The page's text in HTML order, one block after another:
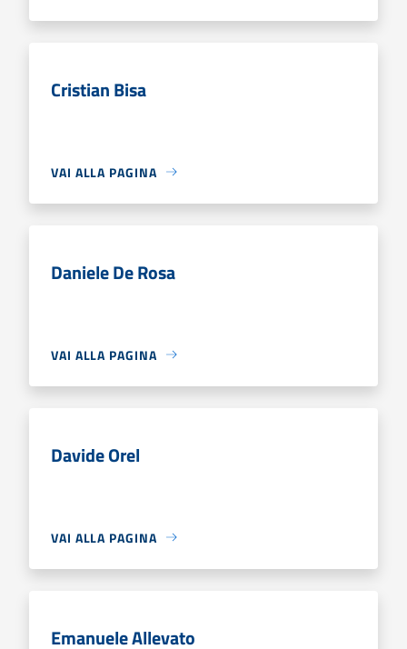
Cristian Bisa
VAI ALLA PAGINA
Daniele De Rosa
VAI ALLA PAGINA
Davide Orel
VAI ALLA PAGINA
Emanuele Allevato